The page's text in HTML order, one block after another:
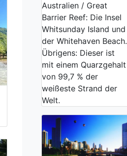
Australien / Great
Barrier Reef: Die Insel
Whitsunday Island und
der Whitehaven Beach.
Übrigens: Dieser ist
mit einem Quarzgehalt
von 99,7 % der
weißeste Strand der
Welt.